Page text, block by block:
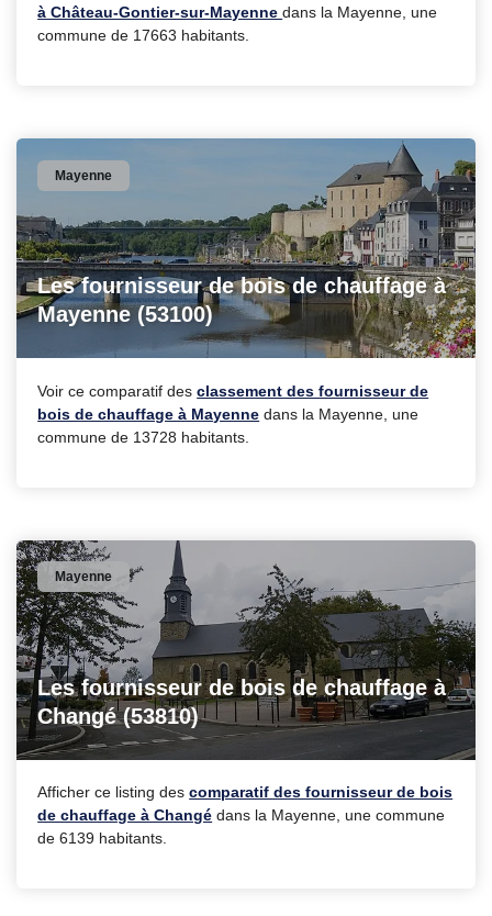
à Château-Gontier-sur-Mayennedans la Mayenne, une
commune de 17663 habitants.
Les fournisseur de bois de chauffage à
Mayenne (53100)
Mayenne
Voir ce comparatif desclassement des fournisseur de
bois de chauffage à Mayenne dans la Mayenne, une
commune de 13728 habitants.
Les fournisseur de bois de chauffage à
Changé (53810)
Mayenne
Afficher ce listing descomparatif des fournisseur de bois
de chauffage à Changé dans la Mayenne, une commune
de 6139 habitants.